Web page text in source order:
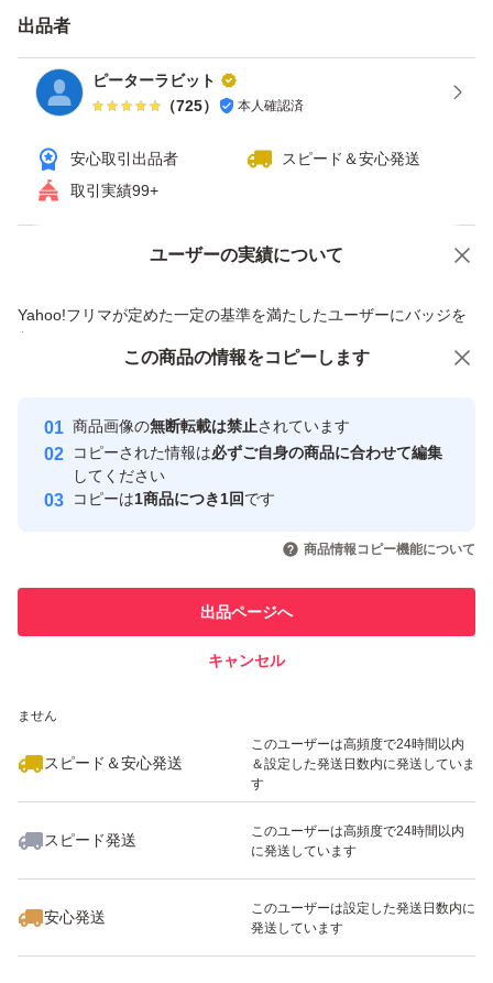
出品者
ピーターラビット
（725） 本人確認済
安心取引出品者
スピード＆安心発送
取引実績99+
ユーザーの実績について
Yahoo!フリマが定めた一定の基準を満たしたユーザーにバッジを
付与しています
安心取引出品者
心・安全なユーザーです
取引実績
引を完了させた実績があります
での取引実績があります
ません
スピード＆安心発送
このユーザーは高頻度で24時間以内
＆設定した発送日数内に発送していま
す
スピード発送
このユーザーは高頻度で24時間以内
に発送しています
安心発送
このユーザーは設定した発送日数内に
発送しています
価格の相談 商品への質問
この商品の情報をコピーします
商品画像の無断転載は禁止されています
コピーされた情報は必ずご自身の商品に合わせて編集
してください
コピーは1商品につき1回です
商品情報コピー機能について
出品ページへ
キャンセル
この商品をみている人にオススメ
いいね！
20,280